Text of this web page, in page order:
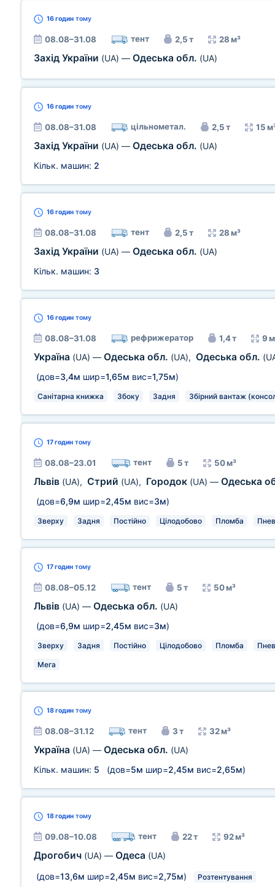
16 годин тому
08.08–31.08 тент 2,5 т 28 м³
Захід України (UA) — Одеська обл. (UA)
16 годин тому
08.08–31.08 цільнометал. 2,5 т 15
Захід України (UA) — Одеська обл. (UA)
Кільк. машин: 2
16 годин тому
08.08–31.08 тент 2,5 т 28 м³
Захід України (UA) — Одеська обл. (UA)
Кільк. машин: 3
16 годин тому
08.08–31.08 рефрижератор 1,4 т 9
Україна (UA) — Одеська обл. (UA), Одеська обл.
(дов=3,4м шир=1,65м вис=1,75м)
Санітарна книжка Збоку Задня Збірний вантаж
17 годин тому
08.08–23.01 тент 5 т 50 м³
Львів (UA), Стрий (UA), Городок (UA) — Одеська
(дов=6,9м шир=2,45м вис=3м)
Зверху Задня Постійно Цілодобово Пломба
17 годин тому
08.08–05.12 тент 5 т 50 м³
Львів (UA) — Одеська обл. (UA)
(дов=6,9м шир=2,45м вис=3м)
Зверху Задня Постійно Цілодобово Пломба
Мега
18 годин тому
08.08–31.12 тент 3 т 32 м³
Україна (UA) — Одеська обл. (UA)
Кільк. машин: 5 (дов=5м шир=2,45м вис=2,65м)
18 годин тому
09.08–10.08 тент 22 т 92 м³
Дрогобич (UA) — Одеса (UA)
(дов=13,6м шир=2,45м вис=2,75м) Розтентування